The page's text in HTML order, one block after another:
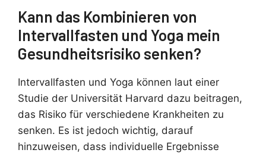
Kann das Kombinieren von
Intervallfasten und Yoga mein
Gesundheitsrisiko senken?
Intervallfasten und Yoga können laut einer
Studie der Universität Harvard dazu beitragen,
das Risiko für verschiedene Krankheiten zu
senken. Es ist jedoch wichtig, darauf
hinzuweisen, dass individuelle Ergebnisse